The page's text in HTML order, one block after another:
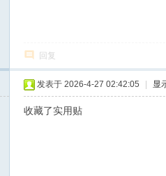
回复
发表于 2026-4-27 02:42:05 显
收藏了实用贴